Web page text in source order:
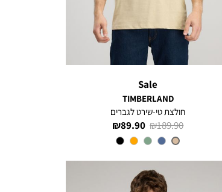
Sale
TIMBERLAND
חולצת טי-שירט לגברים
מחיר
מוצר
89.90 ₪
מחיר
רגיל
189.90 ₪
צבע
MEDIUM